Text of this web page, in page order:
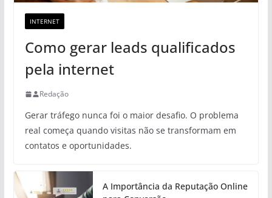
INTERNET
Como gerar leads qualificados
pela internet
Redação
Gerar tráfego nunca foi o maior desafio. O problema
real começa quando visitas não se transformam em
contatos e oportunidades.
A Importância da Reputação Online